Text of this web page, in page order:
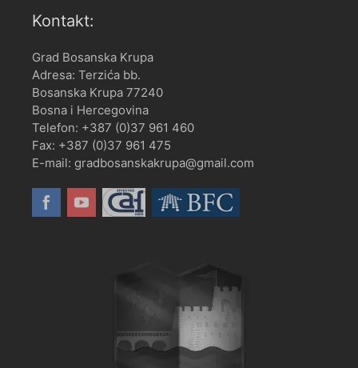
Kontakt:
Grad Bosanska Krupa
Adresa: Terzića bb.
Bosanska Krupa 77240
Bosna i Hercegovina
Telefon: +387 (0)37 961 460
Fax: +387 (0)37 961 475
E-mail: gradbosanskakrupa@gmail.com